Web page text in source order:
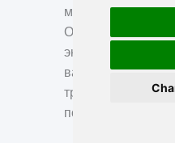
мебели для
Они просты в
эксплуатации!
вашей мебели
требованиям к
подходит для